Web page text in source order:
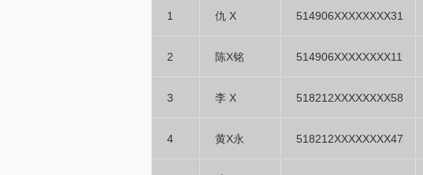
1 仇 X 514906XXXXXXXX31
2 陈X铭 514906XXXXXXXX11
3 李 X 518212XXXXXXXX58
4 黄X永 518212XXXXXXXX47